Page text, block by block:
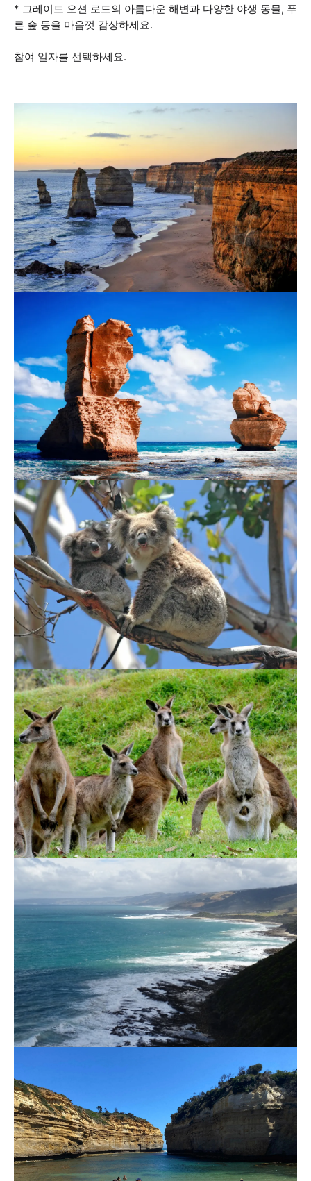
* 그레이트 오션 로드의 아름다운 해변과 다양한 야생 동물, 푸
른 숲 등을 마음껏 감상하세요.
참여 일자를 선택하세요.